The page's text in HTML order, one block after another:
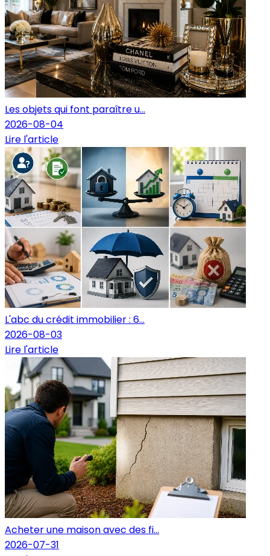
Les objets qui font paraître u...
2026-08-04
Lire l'article
L'abc du crédit immobilier : 6...
2026-08-03
Lire l'article
Acheter une maison avec des fi...
2026-07-31